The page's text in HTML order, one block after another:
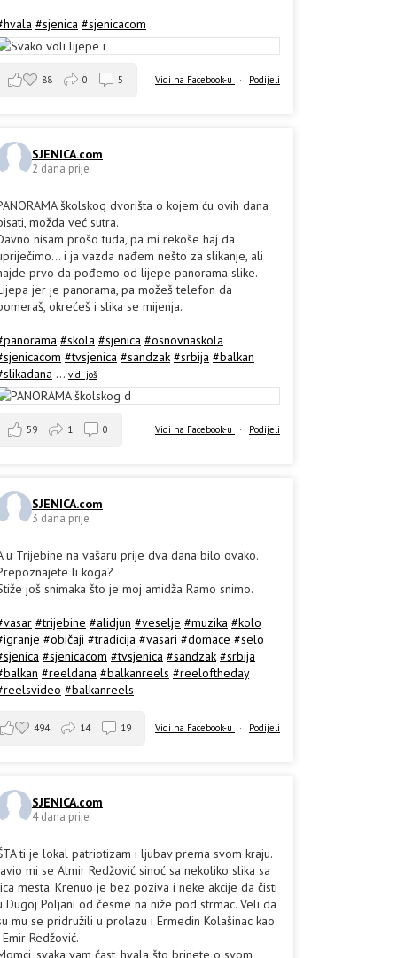
#sjenica #sjenicacom
Vidi na Facebook-u · Podijeli
88 0 5
SJENICA.com
2 dana prije
školskog dvorišta o kojem ću ovih dana
možda već sutra.
nisam prošo tuda, pa mi rekoše haj da
i ja vazda nađem nešto za slikanje, ali
prvo da pođemo od lijepe panorama slike.
jer je panorama, pa možeš telefon da
okrećeš i slika se mijenja.
#skola #sjenica #osnovnaskola
#tvsjenica #sandzak #srbija #balkan
... vidi još
Vidi na Facebook-u · Podijeli
59 1 0
SJENICA.com
3 dana prije
u Trijebine na vašaru prije dva dana bilo ovako.
li koga?
još snimaka što je moj amidža Ramo snimo.
#trijebine #alidjun #veselje #muzika #kolo
#običaji #tradicija #vasari #domace #selo
#sjenicacom #tvsjenica #sandzak #srbija
#reeldana #balkanreels #reeloftheday
#balkanreels
Vidi na Facebook-u · Podijeli
494 14 19
SJENICA.com
4 dana prije
ti je lokal patriotizam i ljubav prema svom kraju.
mi se Almir Redžović sinoć sa nekoliko slika sa
mesta. Krenuo je bez poziva i neke akcije da čisti
Dugoj Poljani od česme na niže pod strmac. Veli da
mu se pridružili u prolazu i Ermedin Kolašinac kao
Redžović.
svaka vam čast, hvala što brinete o svom